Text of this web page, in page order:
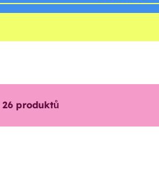
26 produktů